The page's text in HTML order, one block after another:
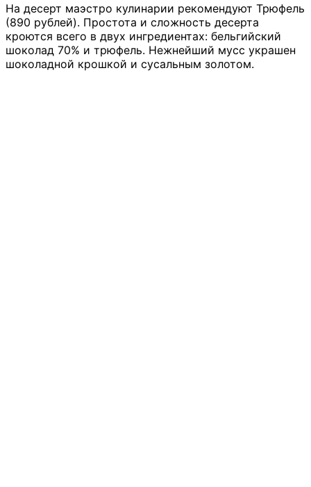
На десерт маэстро кулинарии рекомендуют Трюфель
(890 рублей). Простота и сложность десерта
кроются всего в двух ингредиентах: бельгийский
шоколад 70% и трюфель. Нежнейший мусс украшен
шоколадной крошкой и сусальным золотом.